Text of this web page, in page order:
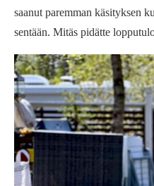
saanut paremman käsityksen
sentään. Mitäs pidätte